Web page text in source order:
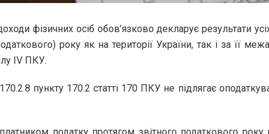
фізичних осіб обов’язково декларує результати
року як на території України, так і за її
ІV ПКУ.
пункту 170.2 статті 170 ПКУ не підлягає